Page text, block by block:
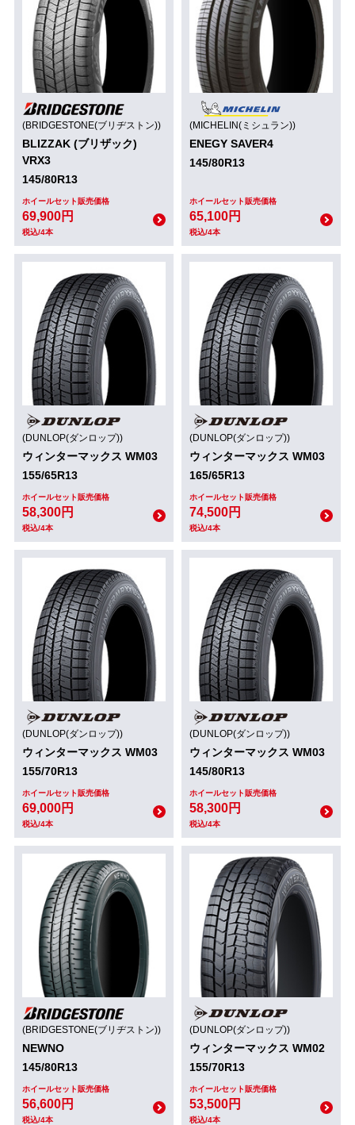
(BRIDGESTONE(ブリヂストン))
BLIZZAK (ブリザック)
VRX3
145/80R13
ホイールセット販売価格
69,900円
税込/4本
(MICHELIN(ミシュラン))
ENEGY SAVER4
145/80R13
ホイールセット販売価格
65,100円
税込/4本
(DUNLOP(ダンロップ))
ウィンターマックス WM03
155/65R13
ホイールセット販売価格
58,300円
税込/4本
(DUNLOP(ダンロップ))
ウィンターマックス WM03
165/65R13
ホイールセット販売価格
74,500円
税込/4本
(DUNLOP(ダンロップ))
ウィンターマックス WM03
155/70R13
ホイールセット販売価格
69,000円
税込/4本
(DUNLOP(ダンロップ))
ウィンターマックス WM03
145/80R13
ホイールセット販売価格
58,300円
税込/4本
(BRIDGESTONE(ブリヂストン))
NEWNO
145/80R13
ホイールセット販売価格
56,600円
税込/4本
(DUNLOP(ダンロップ))
ウィンターマックス WM02
155/70R13
ホイールセット販売価格
53,500円
税込/4本